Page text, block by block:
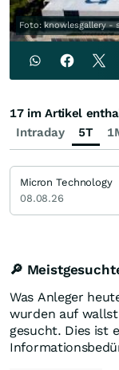
Foto: knowlesgallery -
🔎
Was Anleger
wurden auf
gesucht. Dies ist
Intraday 5T
17 im Artikel
Micron Technology
08.08.26